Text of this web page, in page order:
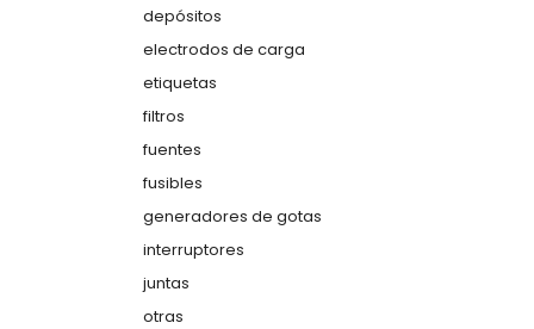
depósitos
electrodos de carga
etiquetas
filtros
fuentes
fusibles
generadores de gotas
interruptores
juntas
otras